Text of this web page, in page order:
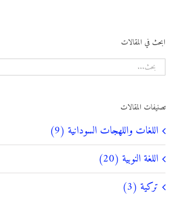
ابحث في المقالات
البحث
عن:
تصنيفات المقالات
اللغات واللهجات السودانية (9)
اللغة النوبية (20)
تركية (3)